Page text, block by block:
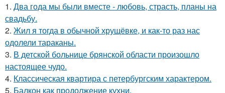
1. Два года мы были вместе - любовь, страсть, планы на
свадьбу.
2. Жил я тогда в обычной хрущёвке, и как-то раз нас
одолели тараканы.
3. В детской больнице брянской области произошло
настоящее чудо.
4. Классическая квартира с петербургским характером.
5. Балкон как продолжение кухни.